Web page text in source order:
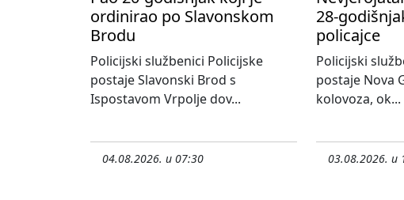
ordinirao po Slavonskom
Brodu
Policijski službenici Policijske
postaje Slavonski Brod s
Ispostavom Vrpolje dov...
04.08.2026. u 07:30
28-
policajce
Policijski
postaje Nova
kolovoza, ok...
03.08.2026. u